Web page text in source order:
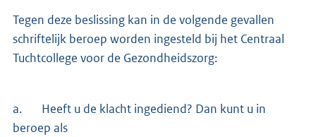
Tegen deze beslissing kan in de volgende gevallen
schriftelijk beroep worden ingesteld bij het Centraal
Tuchtcollege voor de Gezondheidszorg:
a. Heeft u de klacht ingediend? Dan kunt u in
beroep als